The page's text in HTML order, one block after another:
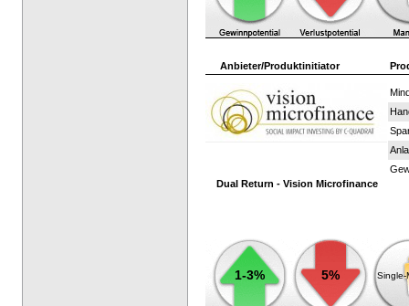
Anbieter/Produktinitiator
Dual Return - Vision Microfinance
1-3% 5% Single-